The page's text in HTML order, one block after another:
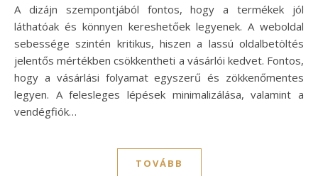
A dizájn szempontjából fontos, hogy a termékek jól
láthatóak és könnyen kereshetőek legyenek. A weboldal
sebessége szintén kritikus, hiszen a lassú oldalbetöltés
jelentős mértékben csökkentheti a vásárlói kedvet. Fontos,
hogy a vásárlási folyamat egyszerű és zökkenőmentes
legyen. A felesleges lépések minimalizálása, valamint a
vendégfiók…
TOVÁBB